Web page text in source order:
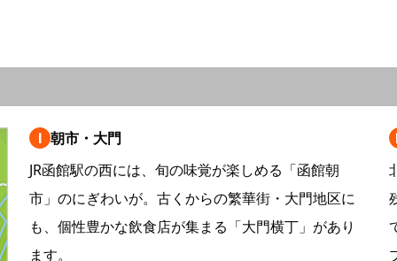
Ⅰ 朝市・大門
JR函館駅の西には、旬の味覚が楽しめる「函館朝
市」のにぎわいが。古くからの繁華街・大門地区に
も、個性豊かな飲食店が集まる「大門横丁」があり
ます。